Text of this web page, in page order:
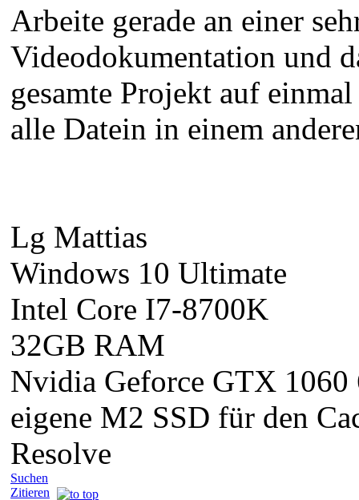
Arbeite gerade an einer
Videodokumentation und
gesamte Projekt auf
alle Datein in einem
Lg Mattias
Windows 10 Ultimate
Intel Core I7-8700K
32GB RAM
Nvidia Geforce GTX 1060
eigene M2 SSD für den
Resolve
Suchen
Zitieren